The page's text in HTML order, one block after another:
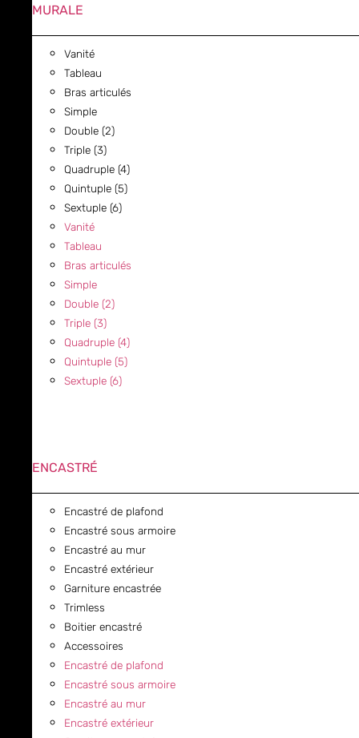
MURALE
Vanité
Tableau
Bras articulés
Simple
Double (2)
Triple (3)
Quadruple (4)
Quintuple (5)
Sextuple (6)
Vanité
Tableau
Bras articulés
Simple
Double (2)
Triple (3)
Quadruple (4)
Quintuple (5)
Sextuple (6)
ENCASTRÉ
Encastré de plafond
Encastré sous armoire
Encastré au mur
Encastré extérieur
Garniture encastrée
Trimless
Boitier encastré
Accessoires
Encastré de plafond
Encastré sous armoire
Encastré au mur
Encastré extérieur